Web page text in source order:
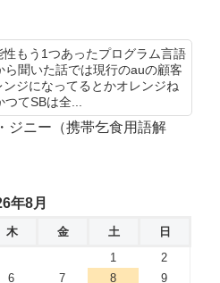
もう1つあったプログラム言語
聞いた話では現行のauの顧客
ジになってるとかオレンジね
つてSBは全...
ジニー（携帯乞食用語解
年8月
木 金 土
日
1
2
6 7 8 9